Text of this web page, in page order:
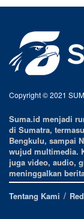
Copyright © 2021
Suma.id menjadi
di Sumatra,
Bengkulu, sampai
wujud multimedia.
juga video, audio,
meninggalkan
Tentang Kami